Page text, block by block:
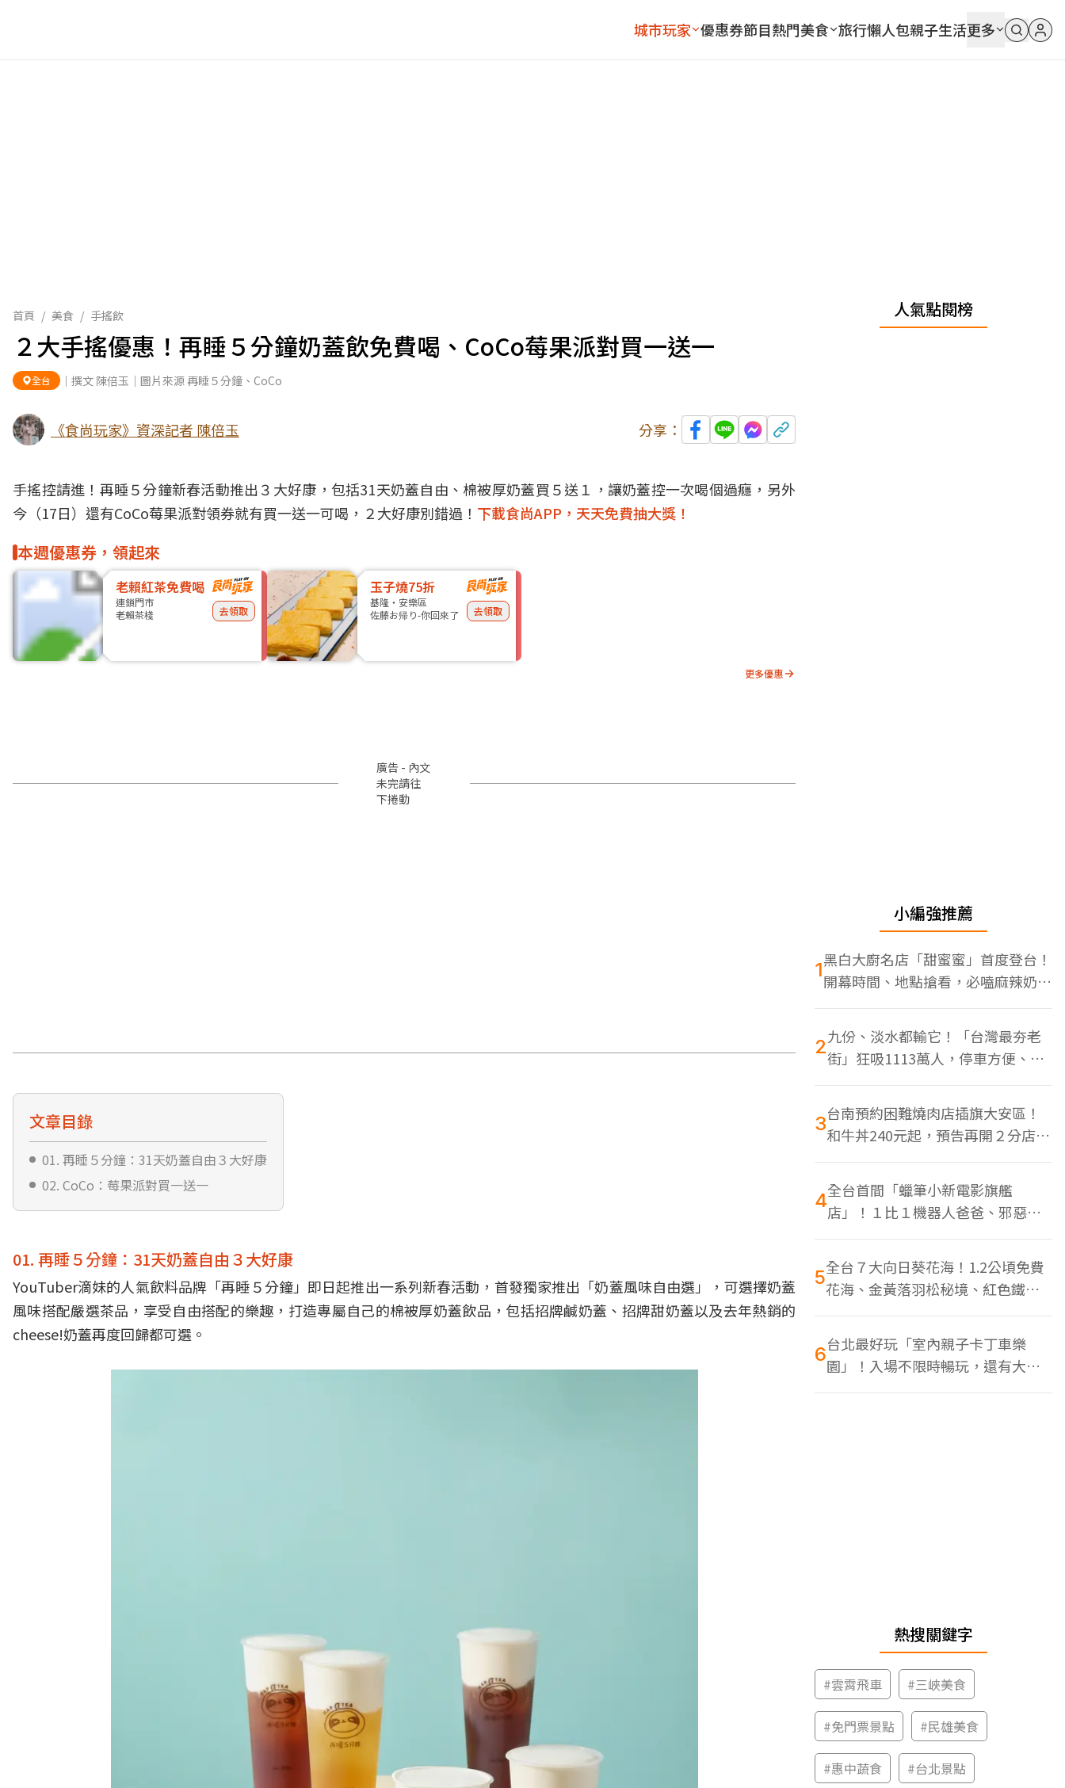
城市玩家 優惠券節目熱門美食 旅行懶人包親子生活更多
首頁 / 美食 / 手搖飲
２大手搖優惠！再睡５分鐘奶蓋飲免費喝、CoCo莓果派對買一送一
全台 ｜撰文 陳倍玉｜圖片來源 再睡５分鐘、CoCo
《食尚玩家》資深記者 陳倍玉 分享：
手搖控請進！再睡５分鐘新春活動推出３大好康，包括31天奶蓋自由、棉被厚奶蓋買５送１，讓奶蓋控一次喝個過癮，另外
今（17日）還有CoCo莓果派對領券就有買一送一可喝，２大好康別錯過！ 下載食尚APP，天天免費抽大獎！
本週優惠券，領起來
老賴紅茶免費喝
連鎖門市
老賴茶棧
去領取
玉子燒75折
基隆・安樂區
佐藤お帰り-你回來了
去領取
更多優惠
廣告 - 內文
未完請往
下捲動
文章目錄
01. 再睡５分鐘：31天奶蓋自由３大好康
02. CoCo：莓果派對買一送一
01. 再睡５分鐘：31天奶蓋自由３大好康
YouTuber滴妹的人氣飲料品牌「再睡５分鐘」即日起推出一系列新春活動，首發獨家推出「奶蓋風味自由選」，可選擇奶蓋
風味搭配嚴選茶品，享受自由搭配的樂趣，打造專屬自己的棉被厚奶蓋飲品，包括招牌鹹奶蓋、招牌甜奶蓋以及去年熱銷的
cheese!奶蓋再度回歸都可選。
人氣點閱榜
小編強推薦
1黑白大廚名店「甜蜜蜜」首度登台！
開幕時間、地點搶看，必嗑麻辣奶油
蝦
2九份、淡水都輸它！「台灣最夯老
街」狂吸1113萬人，停車方便、特
色美食多
3台南預約困難燒肉店插旗大安區！
和牛丼240元起，預告再開２分店、
地點曝光
4全台首間「蠟筆小新電影旗艦
店」！１比１機器人爸爸、邪惡正
男，百款周邊買翻
5全台７大向日葵花海！1.2公頃免費
花海、金黃落羽松秘境、紅色鐵橋
同框
6台北最好玩「室內親子卡丁車樂
園」！入場不限時暢玩，還有大螢
幕Switch遊戲區
熱搜關鍵字
#雲霄飛車 #三峽美食
#免門票景點 #民雄美食
#惠中蔬食 #台北景點